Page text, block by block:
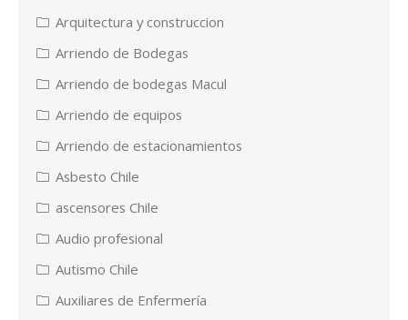
Arquitectura y construccion
Arriendo de Bodegas
Arriendo de bodegas Macul
Arriendo de equipos
Arriendo de estacionamientos
Asbesto Chile
ascensores Chile
Audio profesional
Autismo Chile
Auxiliares de Enfermería